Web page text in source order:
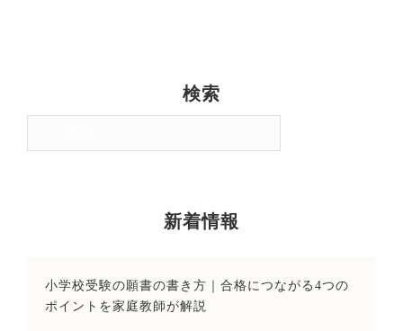
検索
索:
新着情報
小学校受験の願書の書き方｜合格につながる4つの
ポイントを家庭教師が解説